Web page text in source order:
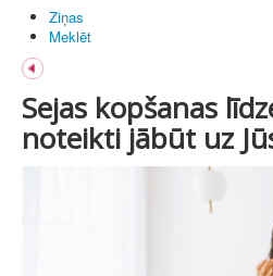
Ziņas
Meklēt
Sejas kopšanas
noteikti jābūt uz